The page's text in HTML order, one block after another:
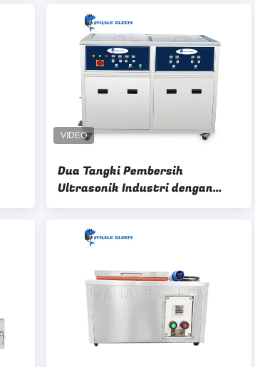
Dua Tangki Pembersih
Ultrasonik Industri dengan
Kontrol Suhu Digital 28-40 KHz